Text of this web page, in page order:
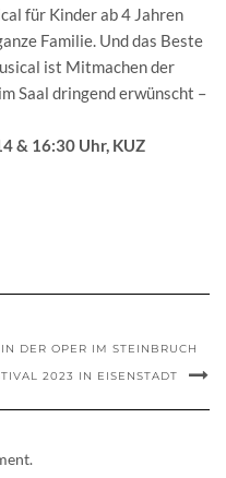
für Kinder ab 4 Jahren
Familie. Und das Beste
ist Mitmachen der
Saal dringend erwünscht –
& 16:30 Uhr, KUZ
DER OPER IM STEINBRUCH
2023 IN EISENSTADT